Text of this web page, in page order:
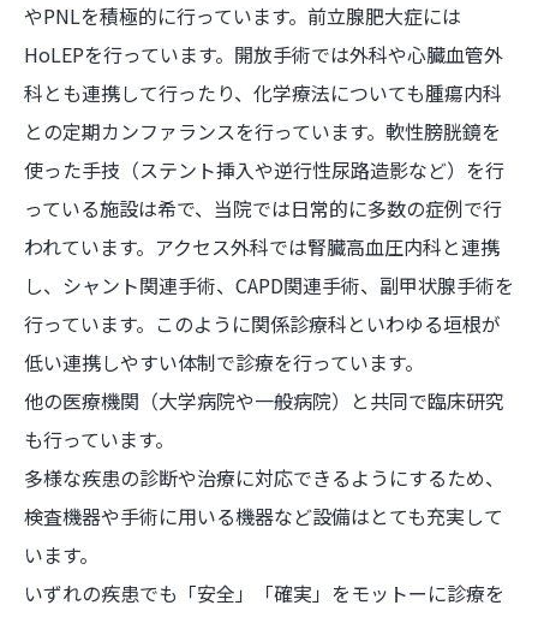
やPNLを積極的に行っています。前立腺肥大症には
HoLEPを行っています。開放手術では外科や心臓血管外
科とも連携して行ったり、化学療法についても腫瘍内科
との定期カンファランスを行っています。軟性膀胱鏡を
使った手技（ステント挿入や逆行性尿路造影など）を行
っている施設は希で、当院では日常的に多数の症例で行
われています。アクセス外科では腎臓高血圧内科と連携
し、シャント関連手術、CAPD関連手術、副甲状腺手術を
行っています。このように関係診療科といわゆる垣根が
低い連携しやすい体制で診療を行っています。
他の医療機関（大学病院や一般病院）と共同で臨床研究
も行っています。
多様な疾患の診断や治療に対応できるようにするため、
検査機器や手術に用いる機器など設備はとても充実して
います。
いずれの疾患でも「安全」「確実」をモットーに診療を